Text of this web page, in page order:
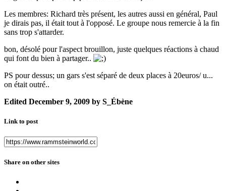
Les membres: Richard très présent, les autres aussi en général, Paul
je dirais pas, il était tout à l'opposé. Le groupe nous remercie à la fin
sans trop s'attarder.
bon, désolé pour l'aspect brouillon, juste quelques réactions à chaud
qui font du bien à partager..
PS pour dessus; un gars s'est séparé de deux places à 20euros/ u...
on était outré..
Edited December 9, 2009 by S_Ébène
Link to post
Share on other sites